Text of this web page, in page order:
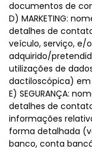
documentos de
D) MARKETING:
detalhes de
veículo, serviço, e/
adquirido/
utilizações de
dactiloscópica)
E) SEGURANÇA:
detalhes de
informações
forma detalhada
banco, conta